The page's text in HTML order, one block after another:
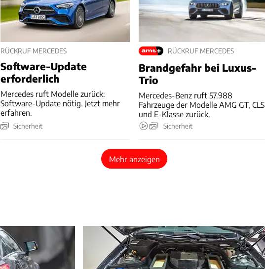
RÜCKRUF MERCEDES
Software-Update
erforderlich
Mercedes ruft Modelle zurück:
Software-Update nötig. Jetzt mehr
erfahren.
Sicherheit
RÜCKRUF MERCEDES
Brandgefahr bei Luxus-
Trio
Mercedes-Benz ruft 57.988
Fahrzeuge der Modelle AMG GT, CLS
und E-Klasse zurück.
Sicherheit
Mehr anzeigen